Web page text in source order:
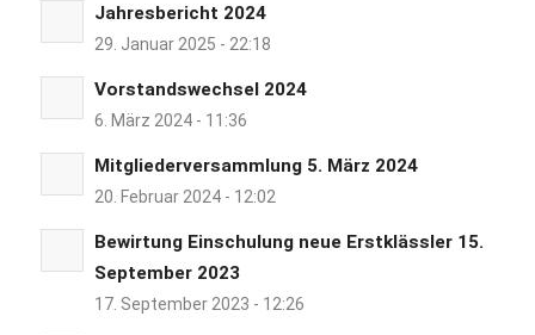
Jahresbericht 2024
29. Januar 2025 - 22:18
Vorstandswechsel 2024
6. März 2024 - 11:36
Mitgliederversammlung 5. März 2024
20. Februar 2024 - 12:02
Bewirtung Einschulung neue Erstklässler 15.
September 2023
17. September 2023 - 12:26